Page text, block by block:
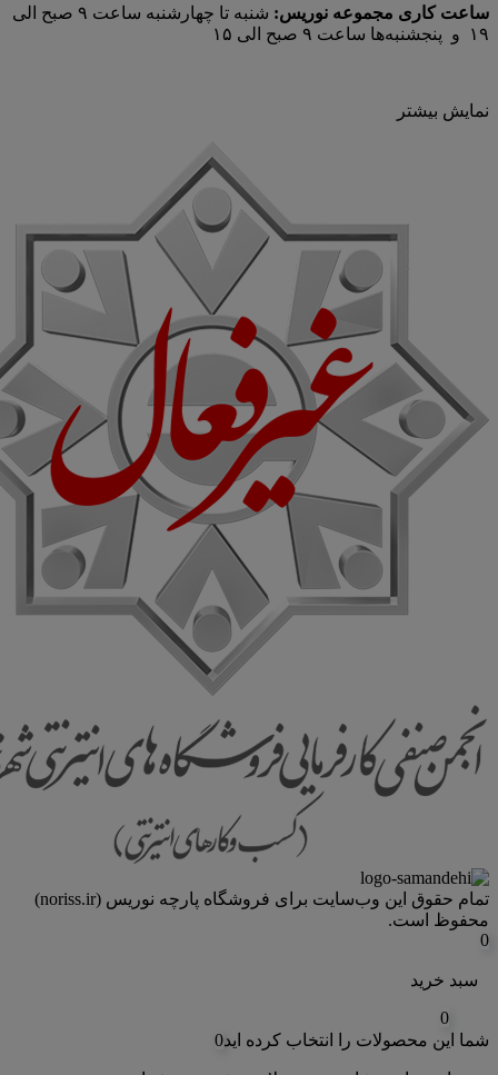
ساعت کاری مجموعه نوریس:
شنبه تا چهارشنبه ساعت ۹ صبح الی
۱۹ و پنجشنبه‌ها ساعت ۹ صبح الی ۱۵
نمایش بیشتر
تمام حقوق اين وب‌سايت برای فروشگاه پارچه نوریس (noriss.ir)
محفوظ است.
0
سبد خرید
0
شما این محصولات را انتخاب کرده اید0